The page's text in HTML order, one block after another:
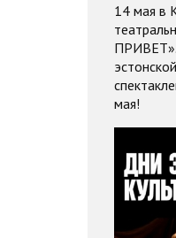
14 мая в
мая!